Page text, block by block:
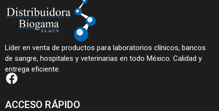
Líder en venta de productos para laboratorios clínicos, bancos
de sangre, hospitales y veterinarias en todo México. Calidad y
entrega eficiente.
ACCESO RÁPIDO